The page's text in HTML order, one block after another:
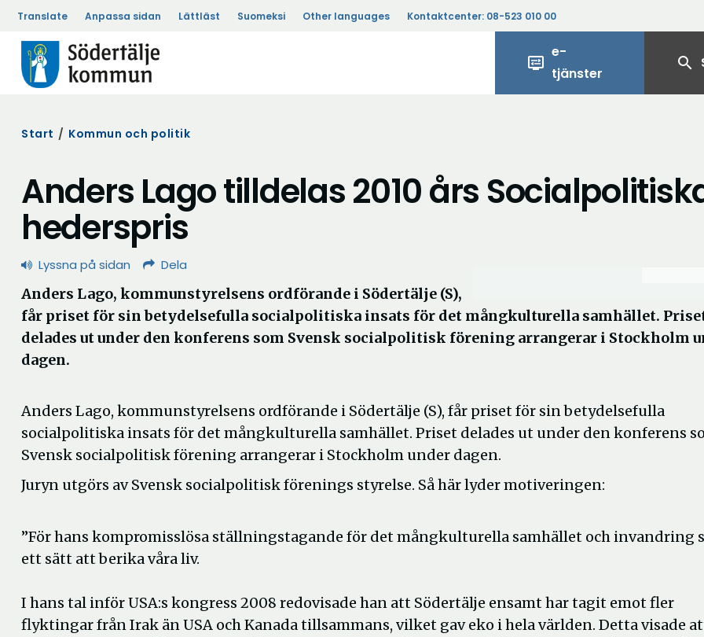
Translate Anpassa sidan Lättläst Suomeksi Other languages Kontaktcenter: 08-523 010 00
display_settings
e-
tjänster
search
Start / Kommun och politik
Anders Lago tilldelas 2010 års
hederspris
Lyssna på sidan Dela
Anders Lago, kommunstyrelsens ordförande i Södertälje (S),
får priset för sin betydelsefulla socialpolitiska insats för det mångkulturella samhället.
delades ut under den konferens som Svensk socialpolitisk förening arrangerar i Stockholm
dagen.
Anders Lago, kommunstyrelsens ordförande i Södertälje (S), får priset för sin betydelsefulla
socialpolitiska insats för det mångkulturella samhället. Priset delades ut under den konferens
Svensk socialpolitisk förening arrangerar i Stockholm under dagen.
Juryn utgörs av Svensk socialpolitisk förenings styrelse. Så här lyder motiveringen:
”För hans kompromisslösa ställningstagande för det mångkulturella samhället och invandring
ett sätt att berika våra liv.
I hans tal inför USA:s kongress 2008 redovisade han att Södertälje ensamt har tagit emot fler
flyktingar från Irak än USA och Kanada tillsammans, vilket gav eko i hela världen. Detta visade